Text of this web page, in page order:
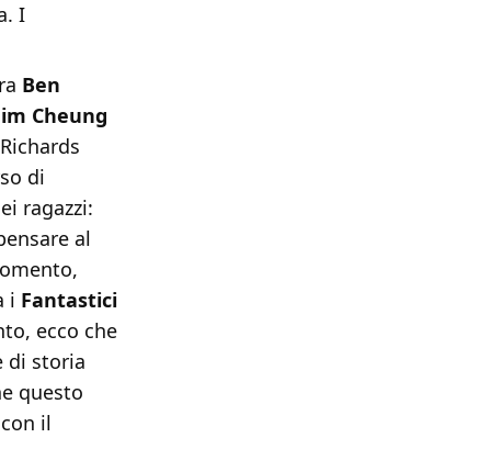
I
Ben
Cheung
di
ragazzi:
al
i Fantastici
ecco che
di storia
questo
il